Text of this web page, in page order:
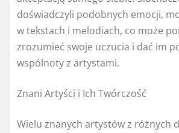
doświadczyli podobnych emocji,
w tekstach i melodiach, co może
zrozumieć swoje uczucia i dać im
wspólnoty z artystami.
Znani Artyści i Ich Twórczość
Wielu znanych artystów z różnych